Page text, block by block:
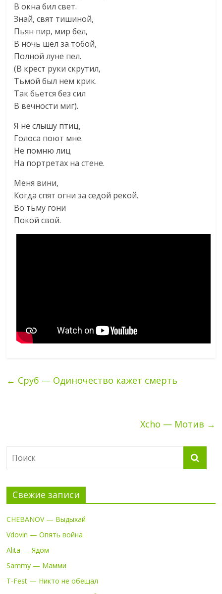
В окна бил свет.
Знай, свят тишиной,
Пьян пир, мир бел,
В ночь шел за тобой,
Полной луне пел.
(В крест руки скрутил,
Тьмой был нем крик.
Так бьется без сил
В вечности миг).
Я не слышу птиц,
Голоса поют мне.
Не помню лиц
На портретах на стене.
Меня вини,
Когда спят огни за седой рекой.
Во тьму гони
Покой свой.
← Сруб — Одиночество кажет смерть
Xcho — Мотив →
Свежие записи
CHEBANOV — Выдыхай
Vdovin — Опять война
Alita — Ядом
Sammy — Мамми
T-Fest — Никто не обещал